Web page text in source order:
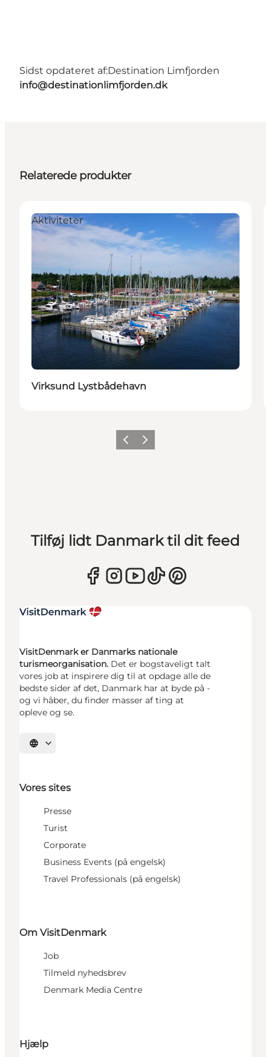
Sidst opdateret af:Destination Limfjorden
info@destinationlimfjorden.dk
Relaterede produkter
Aktiviteter
Virksund Lystbådehavn
ForrigeNæste
Tilføj lidt Danmark til dit feed
VisitDenmark er Danmarks nationale
turismeorganisation. Det er bogstaveligt talt
vores job at inspirere dig til at opdage alle de
bedste sider af det, Danmark har at byde på -
og vi håber, du finder masser af ting at
opleve og se.
Vælg sprog
Vores sites
Presse
Turist
Corporate
Business Events (på engelsk)
Travel Professionals (på engelsk)
Om VisitDenmark
Job
Tilmeld nyhedsbrev
Denmark Media Centre
Hjælp